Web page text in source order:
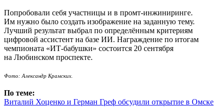
Попробовали себя участницы и в промт-инжиниринге.
Им нужно было создать изображение на заданную тему.
Лучший результат выбрал по определённым критериям
цифровой ассистент на базе ИИ. Награждение по итогам
чемпионата «ИТ-бабушки» состоится 20 сентября
на Любинском проспекте.
Фото: Александр Крамских.
По теме:
Виталий Хоценко и Герман Греф обсудили открытие в Омске